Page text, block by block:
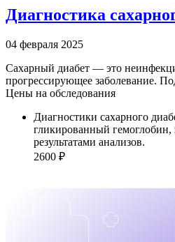
Диагностика
04 февраля 2025
Сахарный диабет — это
прогрессирующее заболевание.
Цены на обследования
Диагностики сахарного
гликированный
результатами анализов.
2600 ₽